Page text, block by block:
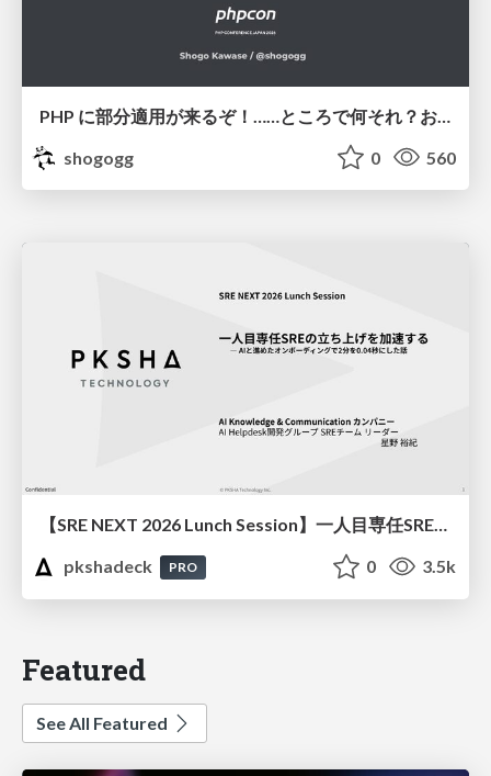
shogogg
0 560
【SRE NEXT 2026 Lunch Session】一人目専任SREの立ち上げを加速する ― AIと進めたオンボーディングで2分を0.04秒にした話
pkshadeck
PRO 0 3.5k
Featured
See All Featured